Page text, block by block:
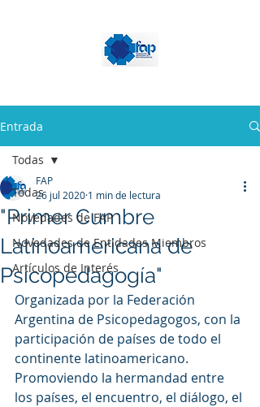
Entrada
Todas
Novedades de FAP
Novedades de Entidades Miembros
Artículos de Interés
Todas
"Primer Cumbre
Latinoamericana de
Psicopedagogía"
FAP
26 jul 2020 1 min de lectura
Organizada por la Federación
Argentina de Psicopedagogos, con la
participación de países de todo el
continente latinoamericano.
Promoviendo la hermandad entre
los países, el encuentro, el diálogo, el